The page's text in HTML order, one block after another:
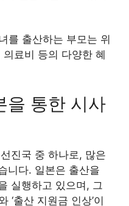
를 출산하는 부모는 위
료비 등의 다양한 혜
을 통한 시사
진국 중 하나로, 많은
니다. 일본은 출산을
실행하고 있으며, 그
‘출산 지원금 인상’이